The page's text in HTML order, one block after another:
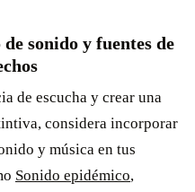
sonido y fuentes de
de escucha y crear una
considera incorporar
y música en tus
Sonido epidémico,